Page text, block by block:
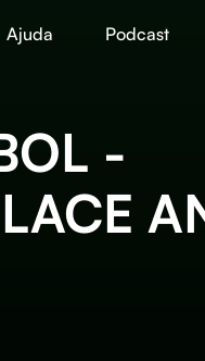
Ajuda Podcast
-